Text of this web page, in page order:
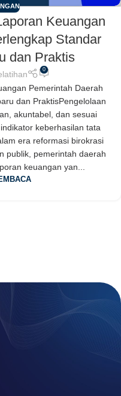
Keuangan
Standar
dan Praktis
0
Pemerintah Daerah
dan PraktisPengelolaan
akuntabel, dan sesuai
keberhasilan tata
era reformasi birokrasi
publik, pemerintah daerah
keuangan yan...